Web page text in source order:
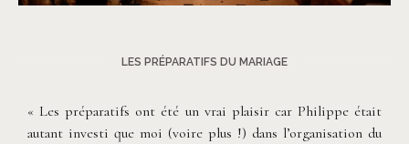
LES PRÉPARATIFS DU MARIAGE
« Les préparatifs ont été un vrai plaisir car Philippe était
autant investi que moi (voire plus !) dans l’organisation du